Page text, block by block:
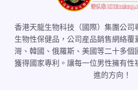
香港天龍生物科技（國際）集團公司
生物性保健品，公司産品銷售網絡覆
灣、韓國、俄羅斯、美國等二十多個
獲得國家專利。讓每一位男性擁有性
進的方向！